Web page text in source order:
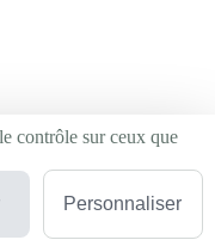
contrôle sur ceux que
Personnaliser